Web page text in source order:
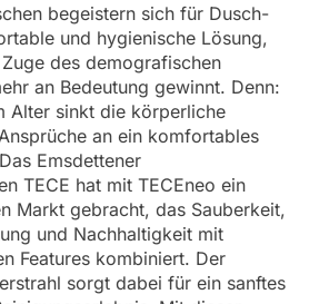
begeistern sich für Dusch-
und hygienische Lösung,
des demografischen
an Bedeutung gewinnt. Denn:
Alter sinkt die körperliche
an ein komfortables
Emsdettener
TECE hat mit TECEneo ein
Markt gebracht, das Sauberkeit,
und Nachhaltigkeit mit
Features kombiniert. Der
sorgt dabei für ein sanftes